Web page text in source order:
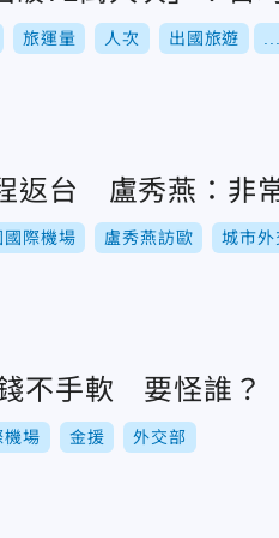
旅運量 人次 出國旅遊
返台 盧秀燕：非
國際機場 盧秀燕訪歐 城市外
不手軟 要怪誰？
機場 金援 外交部